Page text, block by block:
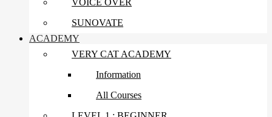
VOICE OVER
SUNOVATE
ACADEMY
VERY CAT ACADEMY
Information
All Courses